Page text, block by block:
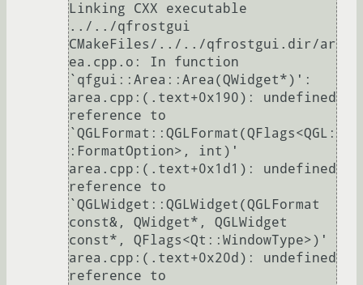
Linking CXX executable
../../qfrostgui
CMakeFiles/../../qfrostgui.dir/ar
ea.cpp.o: In function
`qfgui::Area::Area(QWidget*)':
area.cpp:(.text+0x190): undefined
reference to
`QGLFormat::QGLFormat(QFlags<QGL:
:FormatOption>, int)'
area.cpp:(.text+0x1d1): undefined
reference to
`QGLWidget::QGLWidget(QGLFormat
const&, QWidget*, QGLWidget
const*, QFlags<Qt::WindowType>)'
area.cpp:(.text+0x20d): undefined
reference to